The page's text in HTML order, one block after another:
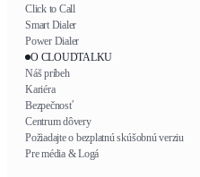
Click to Call
Smart Dialer
Power Dialer
O CLOUDTALKU
Náš príbeh
Kariéra
Bezpečnosť
Centrum dôvery
Požiadajte o bezplatnú skúšobnú verziu
Pre média & Logá